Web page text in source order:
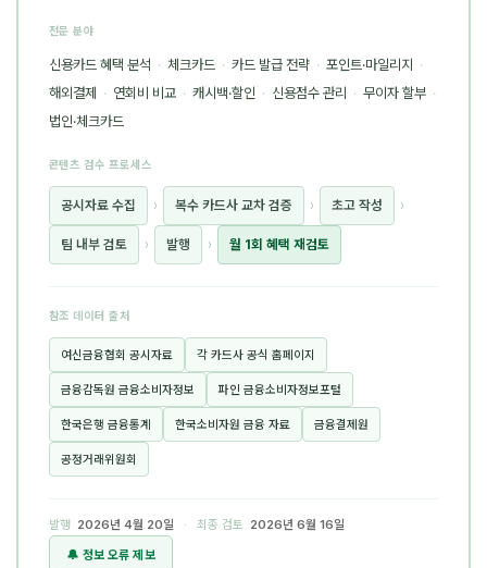
전문 분야
신용카드 혜택 분석 · 체크카드 · 카드 발급 전략 · 포인트·마일리지 ·
해외결제 · 연회비 비교 · 캐시백·할인 · 신용점수 관리 · 무이자 할부 ·
법인·체크카드
콘텐츠 검수 프로세스
공시자료 수집 › 복수 카드사 교차 검증 › 초고 작성 ›
팀 내부 검토 › 발행 › 월 1회 혜택 재검토
참조 데이터 출처
여신금융협회 공시자료 각 카드사 공식 홈페이지
금융감독원 금융소비자정보 파인 금융소비자정보포털
한국은행 금융통계 한국소비자원 금융 자료 금융결제원
공정거래위원회
발행 2026년 4월 20일 · 최종 검토
2026년 6월 16일
🔔 정보 오류 제보